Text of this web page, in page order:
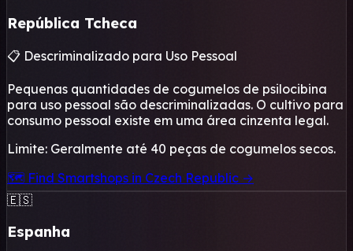
República Tcheca
📋 Descriminalizado para Uso Pessoal
Pequenas quantidades de cogumelos de psilocibina
para uso pessoal são descriminalizadas. O cultivo para
consumo pessoal existe em uma área cinzenta legal.
Limite: Geralmente até 40 peças de cogumelos secos.
🗺️ Find Smartshops in Czech Republic →
🇪🇸
Espanha